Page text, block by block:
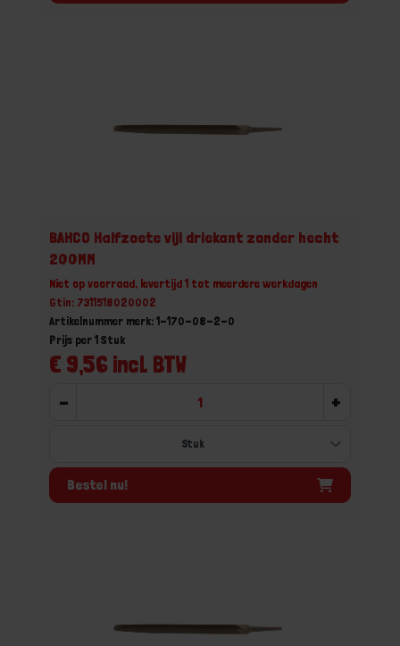
BAHCO Halfzoete vijl driekant zonder hecht
200MM
Niet op voorraad, levertijd 1 tot meerdere werkdagen
Gtin: 7311518020002
Artikelnummer merk: 1-170-08-2-0
€ 9,56 incl. BTW
Prijs per 1 Stuk
- +
Bestel nu!